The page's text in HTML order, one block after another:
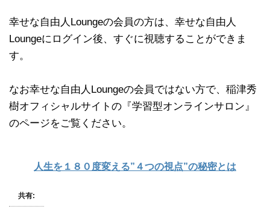
幸せな自由人Loungeの会員の方は、幸せな自由人
Loungeにログイン後、すぐに視聴することができま
す。
なお幸せな自由人Loungeの会員ではない方で、稲津秀
樹オフィシャルサイトの『学習型オンラインサロン』
のページをご覧ください。
人生を１８０度変える”４つの視点”の秘密とは
共有: